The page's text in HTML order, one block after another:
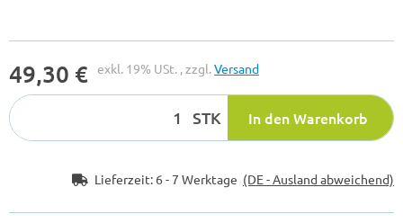
49,30 € exkl. 19% USt. , zzgl.Versand
STK In den Warenkorb
Lieferzeit: 6 - 7 Werktage (DE - Ausland abweichend)